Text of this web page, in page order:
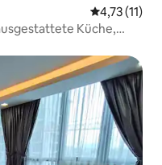
4,73 (11)
Küche,